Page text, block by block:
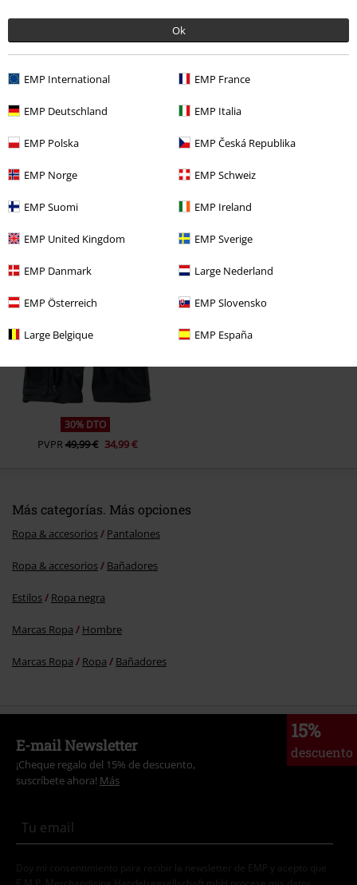
Ok
EMP International EMP France
EMP Deutschland EMP Italia
EMP Polska EMP Česká Republika
EMP Norge EMP Schweiz
EMP Suomi EMP Ireland
EMP United Kingdom EMP Sverige
EMP Danmark Large Nederland
EMP Österreich EMP Slovensko
Large Belgique EMP España
Diseño
5
Ajuste
¿Te ha sido útil esta opinión?
Última visita
30% DTO
PVPR49,99 € 34,99 €
Más categorías. Más opciones
Ropa & accesorios Pantalones
Ropa & accesorios Bañadores
Estilos Ropa negra
Marcas Ropa Hombre
Marcas Ropa Ropa Bañadores
15%
descuento
E-mail Newsletter
¡Cheque regalo del 15% de descuento,
suscríbete ahora! Más
Doy mi consentimiento para recibir la newsletter de EMP y acepto que